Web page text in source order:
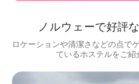
ノルウェーで好評
ロケーションや清潔さなどの点で
ているホステルをご紹